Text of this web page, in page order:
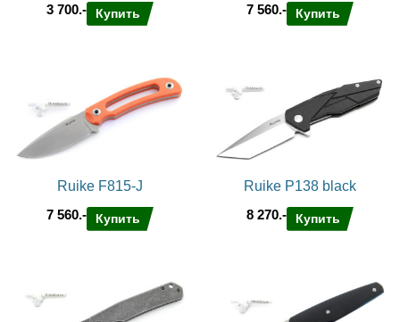
3 700.-
Купить
7 560.-
Купить
Ruike F815-J
7 560.-
Купить
Ruike P138 black
8 270.-
Купить